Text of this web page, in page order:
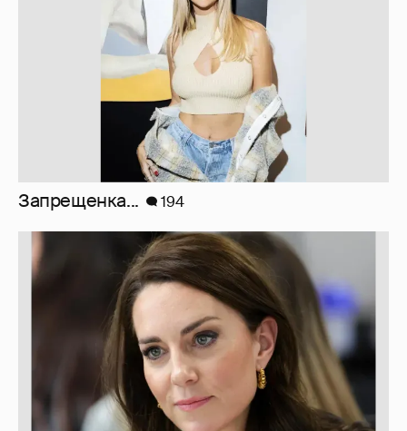
Марк Рош: "Кэтрин, принцесса Уэльская,
перенесла удаление матки и лечится от
рака толстого кишечника."
30
10 лет спустя. Как сложилась жизнь
героинь Сплетника?
228